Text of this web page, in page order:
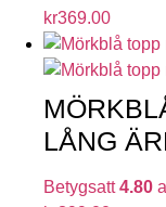
kr369.00
LÅNG
Betygsatt4.80